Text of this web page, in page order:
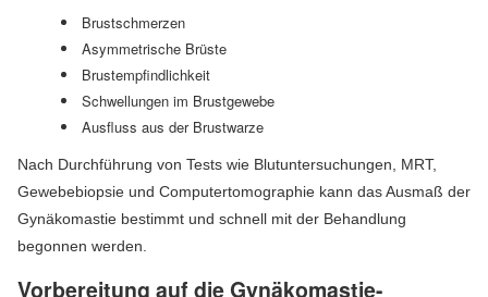
Brustschmerzen
Asymmetrische Brüste
Brustempfindlichkeit
Schwellungen im Brustgewebe
Ausfluss aus der Brustwarze
Nach Durchführung von Tests wie Blutuntersuchungen, MRT,
Gewebebiopsie und Computertomographie kann das Ausmaß der
Gynäkomastie bestimmt und schnell mit der Behandlung
begonnen werden.
Vorbereitung auf die Gynäkomastie-